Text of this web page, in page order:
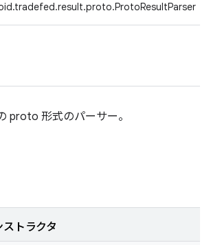
proto 形式のパーサー。
トラクタ